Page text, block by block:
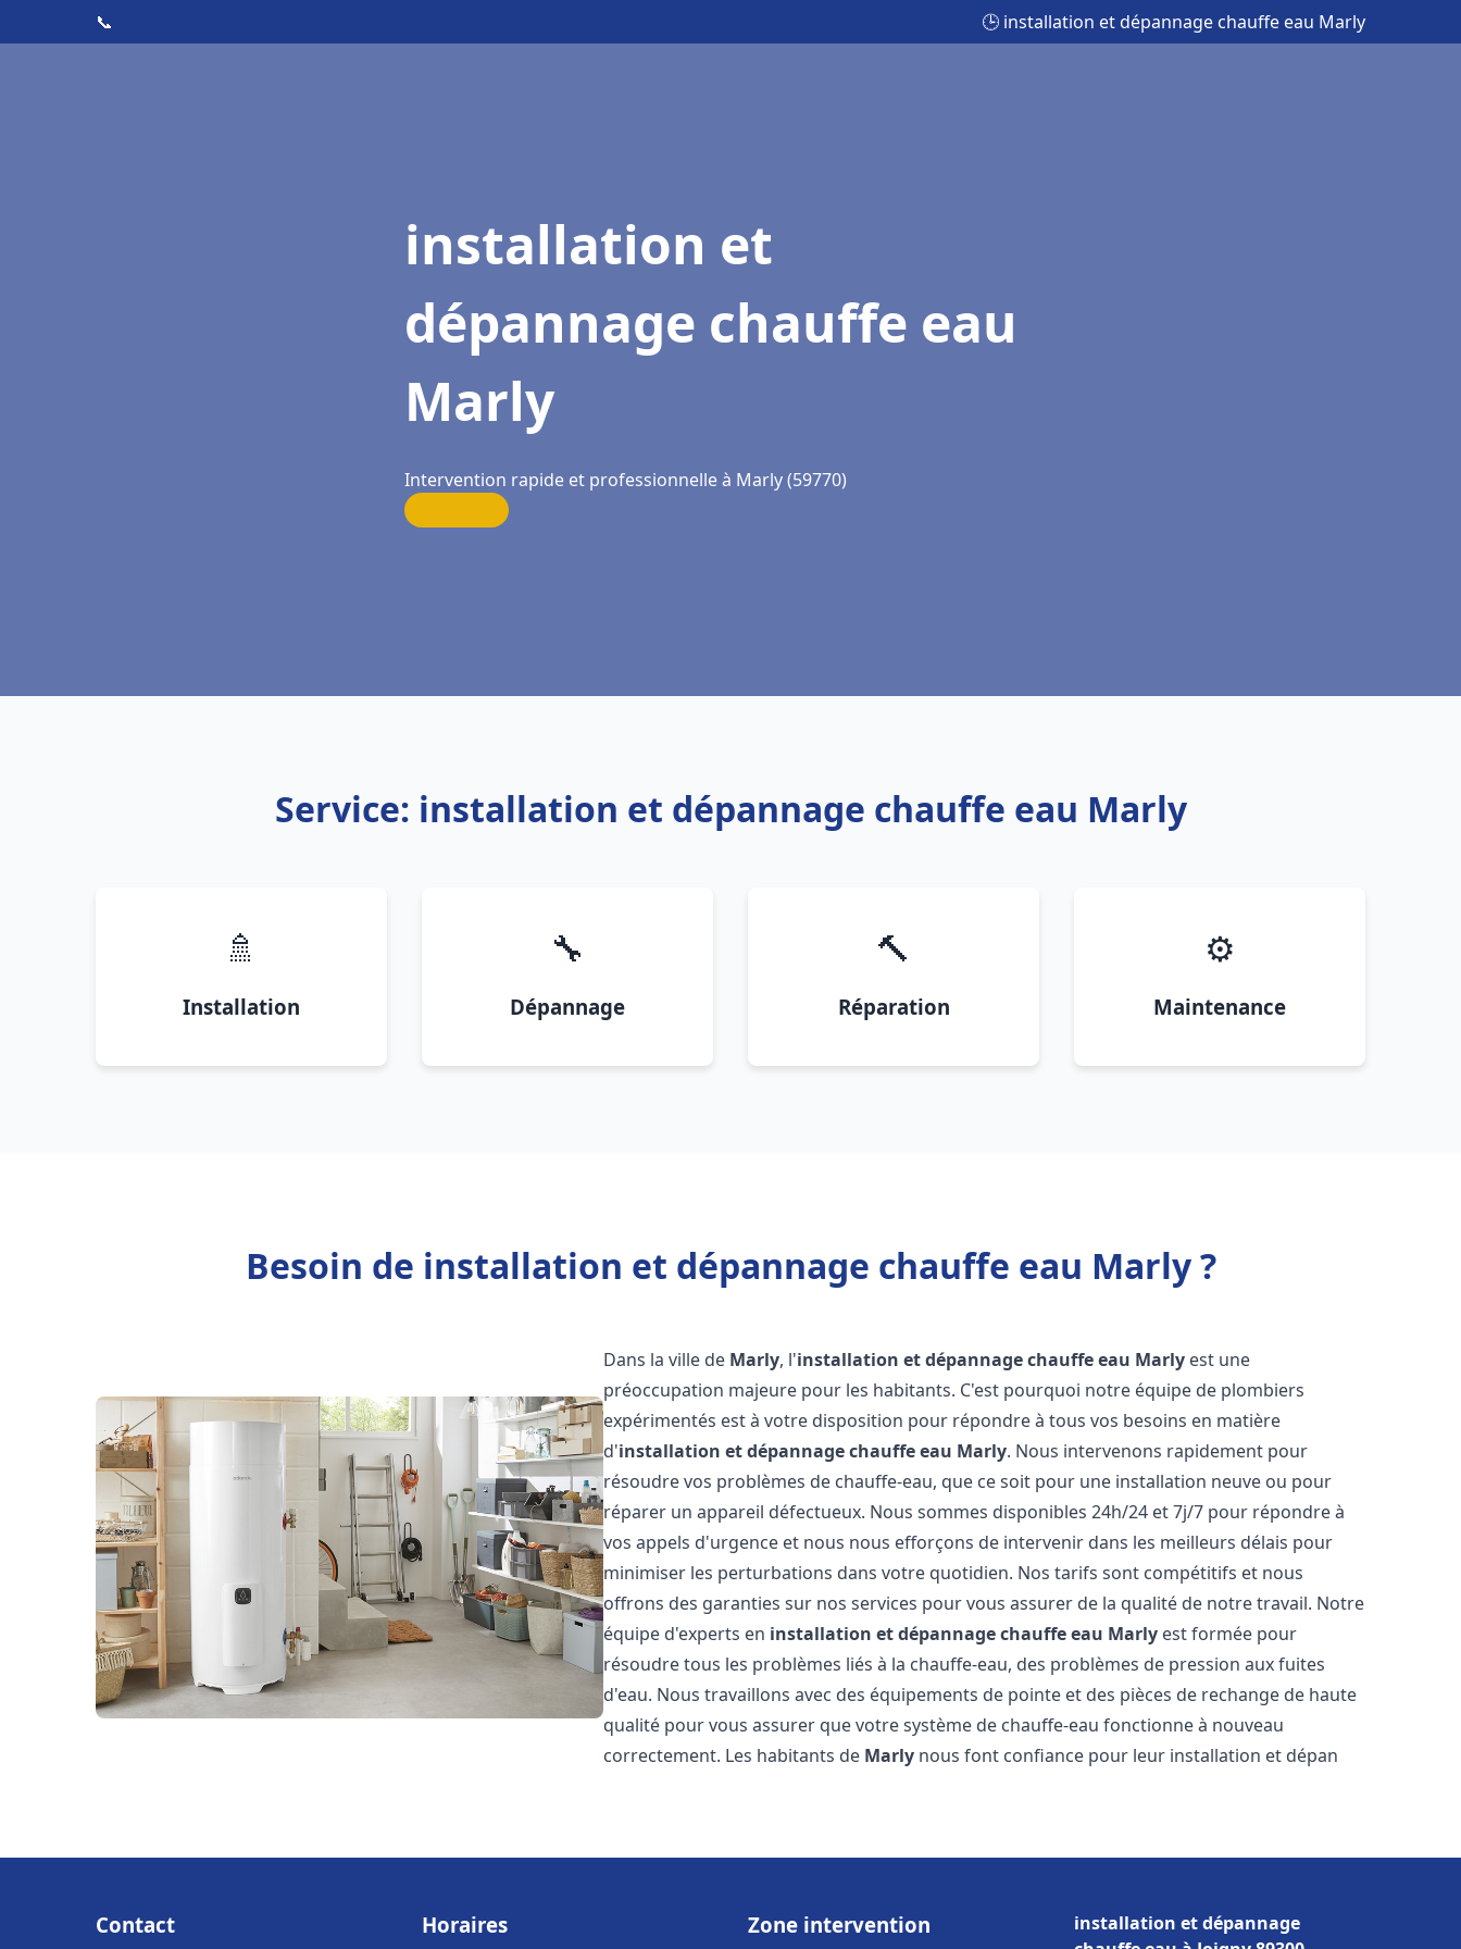
📞 🕒 installation et dépannage chauffe eau Marly
installation et
dépannage chauffe eau
Marly
Intervention rapide et professionnelle à Marly (59770)
Service: installation et dépannage chauffe eau Marly
🚿
Installation
🔧
Dépannage
🔨
Réparation
⚙️
Maintenance
Besoin de installation et dépannage chauffe eau Marly ?
Dans la ville de Marly, l'installation et dépannage chauffe eau Marly est une
préoccupation majeure pour les habitants. C'est pourquoi notre équipe de plombiers
expérimentés est à votre disposition pour répondre à tous vos besoins en matière
d'installation et dépannage chauffe eau Marly. Nous intervenons rapidement pour
résoudre vos problèmes de chauffe-eau, que ce soit pour une installation neuve ou pour
réparer un appareil défectueux. Nous sommes disponibles 24h/24 et 7j/7 pour répondre à
vos appels d'urgence et nous nous efforçons de intervenir dans les meilleurs délais pour
minimiser les perturbations dans votre quotidien. Nos tarifs sont compétitifs et nous
offrons des garanties sur nos services pour vous assurer de la qualité de notre travail. Notre
équipe d'experts en installation et dépannage chauffe eau Marly est formée pour
résoudre tous les problèmes liés à la chauffe-eau, des problèmes de pression aux fuites
d'eau. Nous travaillons avec des équipements de pointe et des pièces de rechange de haute
qualité pour vous assurer que votre système de chauffe-eau fonctionne à nouveau
correctement. Les habitants de Marly nous font confiance pour leur installation et dépan
Contact Horaires Zone intervention
installation et dépannage